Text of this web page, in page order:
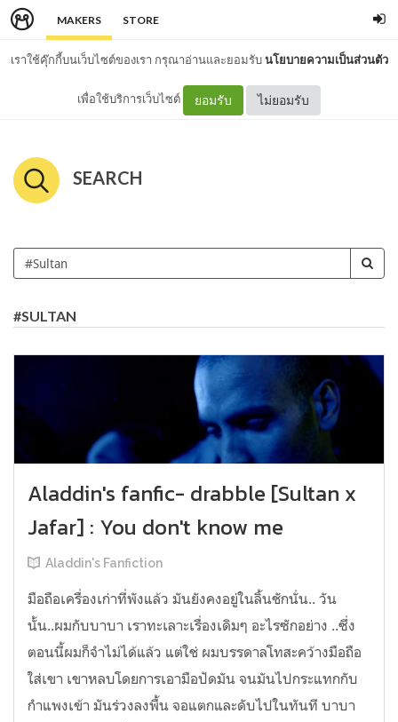
MAKERS STORE
เราใช้คุ๊กกี้บนเว็บไซต์ของเรา กรุณาอ่านและยอมรับนโยบายความเป็นส่วนตัว
เพื่อใช้บริการเว็บไซต์ ยอมรับ ไม่ยอมรับ
SEARCH
#SULTAN
Aladdin's fanfic- drabble [Sultan x
Jafar] : You don't know me
Aladdin's Fanfiction
มือถือเครื่องเก่าที่พังแล้ว มันยังคงอยู่ในลิ้นชักนั่น.. วัน
นั้น..ผมกับบาบา เราทะเลาะเรื่องเดิมๆ อะไรซักอย่าง ..ซึ่ง
ตอนนี้ผมก็จำไม่ได้แล้ว แต่ใช่ ผมบรรดาลโทสะคว้างมือถือ
ใส่เขา เขาหลบโดยการเอามือปัดมัน จนมันไปกระแทกกับ
กำแพงเข้า มันร่วงลงพื้น จอแตกและดับไปในทันที บาบา